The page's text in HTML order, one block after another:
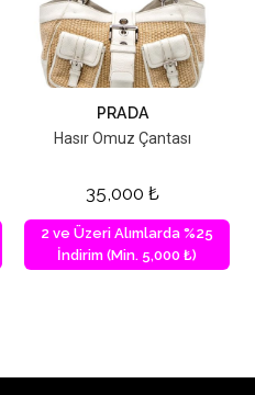
PRADA
Hasır Omuz Çantası
35,000 ₺
2 ve Üzeri Alımlarda %25
İndirim (Min. 5,000 ₺)